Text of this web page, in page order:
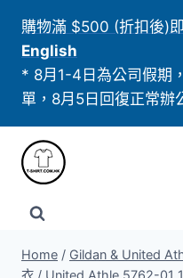
content
購物滿 $500 (折扣後)
English
* 8月1-4日為公司假期
單，8月5日回復正常辦
Home / Gildan & United
衣 / United Athle 5762-01